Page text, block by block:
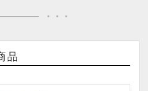
品